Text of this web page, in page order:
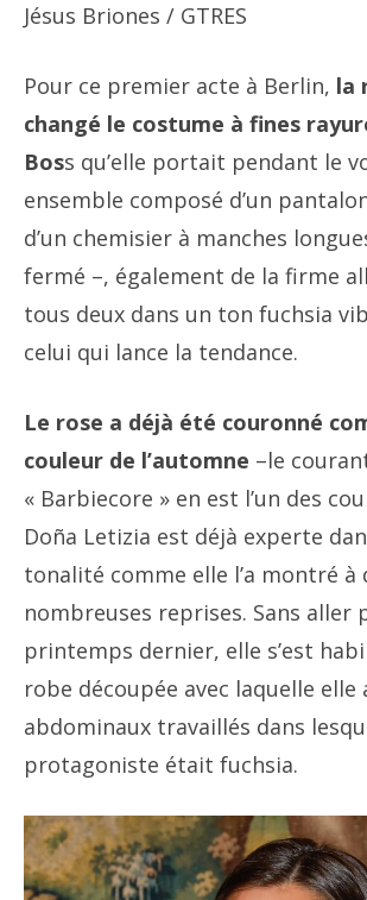
Jésus Briones / GTRES
Pour ce premier acte à Berlin, la
changé le costume à fines
Boss qu’elle portait pendant le
ensemble composé d’un
d’un chemisier à manches
fermé –, également de la firme
tous deux dans un ton fuchsia
celui qui lance la tendance.
Le rose a déjà été couronné
couleur de l’automne –le
« Barbiecore » en est l’un des
Doña Letizia est déjà experte
tonalité comme elle l’a montré à
nombreuses reprises. Sans aller
printemps dernier, elle s’est
robe découpée avec laquelle elle
abdominaux travaillés dans
protagoniste était fuchsia.